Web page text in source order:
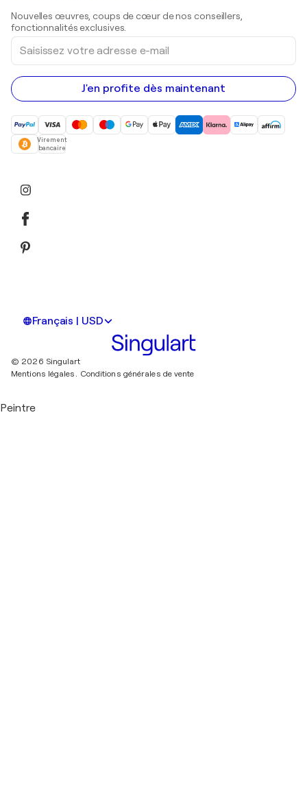
Peintures acryliques
Nouvelles œuvres, coups de cœur de nos conseillers,
fonctionnalités exclusives.
Saisissez
votre
adresse
e-
mail
J'en profite dès maintenant
Virement
bancaire
Français | USD
© 2026 Singulart
Mentions légales.
Conditions générales de vente
Peintre